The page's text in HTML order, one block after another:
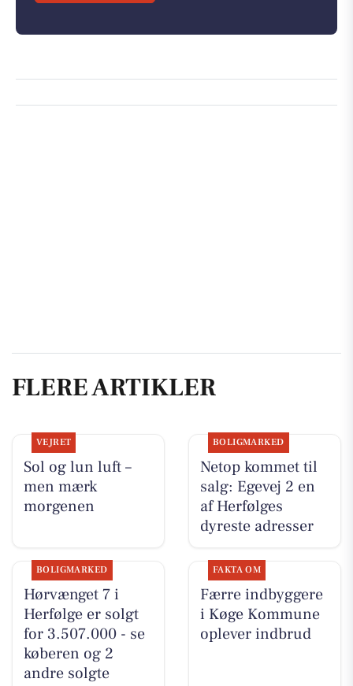
FLERE ARTIKLER
VEJRET
Sol og lun luft –
men mærk
morgenen
BOLIGMARKED
Netop kommet til
salg: Egevej 2 en
af Herfølges
dyreste adresser
BOLIGMARKED
Hørvænget 7 i
Herfølge er solgt
for 3.507.000 - se
køberen og 2
andre solgte
FAKTA OM
Færre indbyggere
i Køge Kommune
oplever indbrud